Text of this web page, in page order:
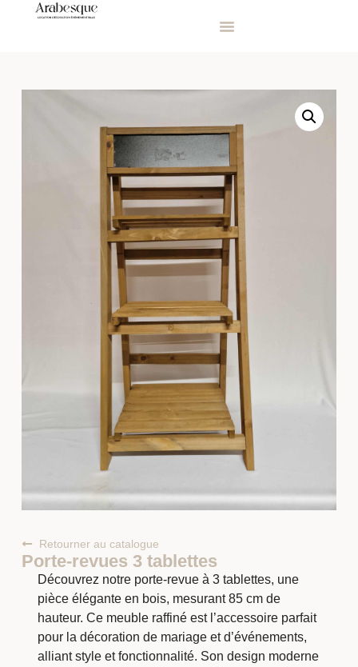
Retourner au catalogue
Porte-revues 3 tablettes
Découvrez notre porte-revue à 3 tablettes, une
pièce élégante en bois, mesurant 85 cm de
hauteur. Ce meuble raffiné est l’accessoire parfait
pour la décoration de mariage et d’événements,
alliant style et fonctionnalité. Son design moderne